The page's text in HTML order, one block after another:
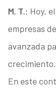
M. T.: Hoy,
empresas
avanzada
crecimiento.
En este